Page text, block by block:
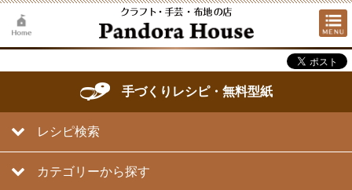
手づくりレシピ・無料型紙
レシピ検索
カテゴリーから探す